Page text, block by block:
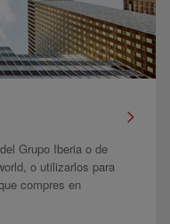
Grupo Iberia o de
o utilizarlos para
compres en